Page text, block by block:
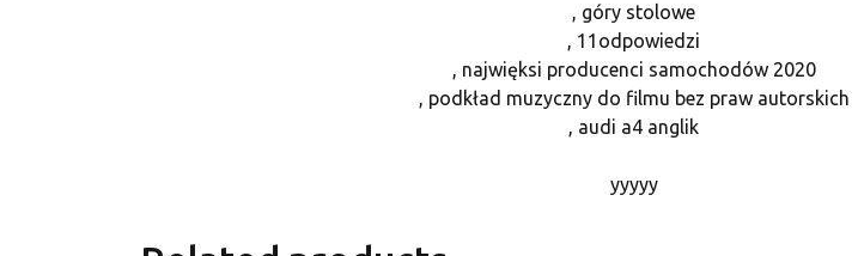
, góry stolowe
, 11odpowiedzi
, najwięksi producenci samochodów 2020
, podkład muzyczny do filmu bez praw autorskich
, audi a4 anglik
yyyyy